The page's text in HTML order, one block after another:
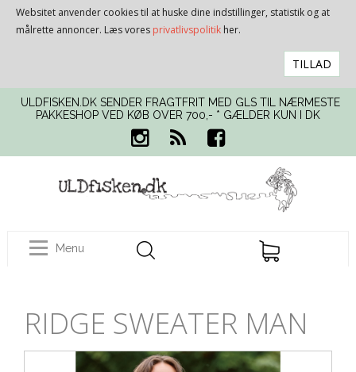
Websitet anvender cookies til at huske dine indstillinger, statistik og at
målrette annoncer. Læs vores privatlivspolitik her.
TILLAD
ULDFISKEN.DK SENDER FRAGTFRIT MED GLS TIL NÆRMESTE
PAKKESHOP VED KØB OVER 700,- * GÆLDER KUN I DK
Menu
RIDGE SWEATER MAN